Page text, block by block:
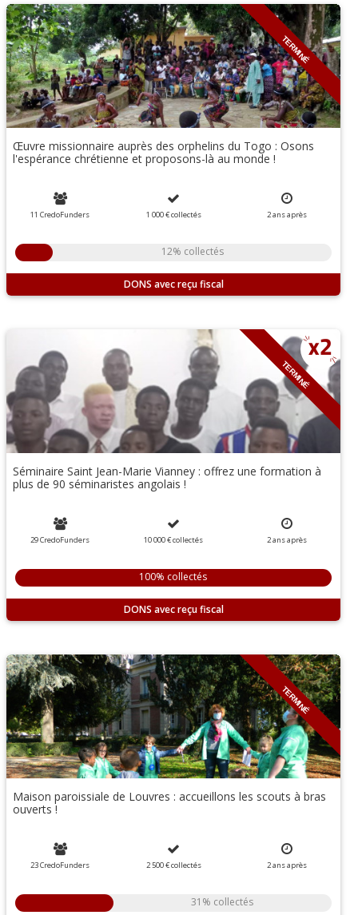
TERMINÉ
Œuvre missionnaire auprès des orphelins du Togo : Osons
l'espérance chrétienne et proposons-là au monde !
11 CredoFunders 1 000 €collectés 2ansaprès
12% collectés
DONS
TERMINÉ
Séminaire Saint Jean-Marie Vianney : offrez une formation à
plus de 90 séminaristes angolais !
29 CredoFunders 10 000 €collectés 2ansaprès
100% collectés
DONS
TERMINÉ
Maison paroissiale de Louvres : accueillons les scouts à bras
ouverts !
23 CredoFunders 2 500 €collectés 2ansaprès
31% collectés